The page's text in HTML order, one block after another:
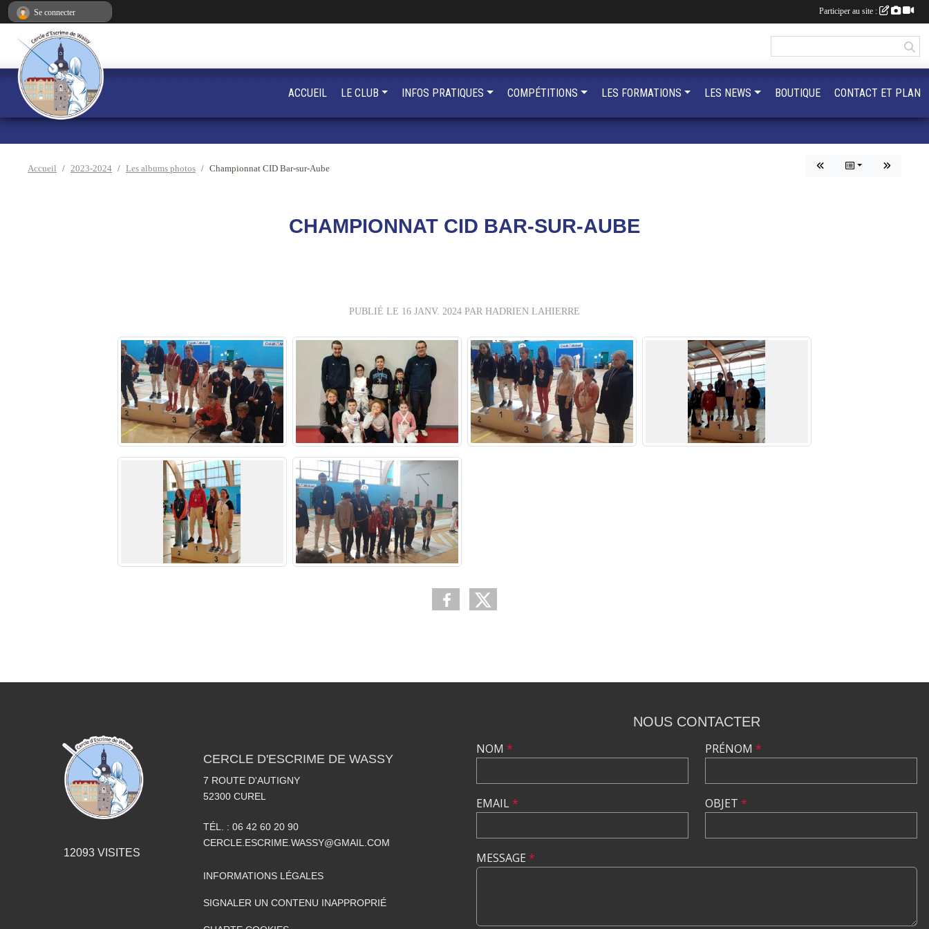
Accueil 2023-2024 Les albums photos Championnat CID Bar-sur-Aube
CHAMPIONNAT CID BAR-SUR-AUBE
PUBLIÉ LE 16 JANV. 2024 PAR HADRIEN LAHIERRE
ACCUEIL LE CLUB INFOS PRATIQUES COMPÉTITIONS LES FORMATIONS LES NEWS BOUTIQUE CONTACT ET PLAN
12093VISITES
CERCLE D'ESCRIME DE WASSY
7 ROUTE D'AUTIGNY
52300 CUREL
TÉL. : 06 42 60 20 90
CERCLE.ESCRIME.WASSY@GMAIL.COM
INFORMATIONS LÉGALES
SIGNALER UN CONTENU INAPPROPRIÉ
NOUS CONTACTER
NOM *
EMAIL*
PRÉNOM *
OBJET *
MESSAGE *
Se connecter Participer au site :
Panneau de gestion des cookies